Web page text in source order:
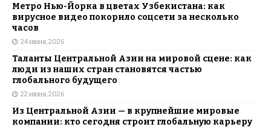
Метро Нью-Йорка в цветах Узбекистана: как
вирусное видео покорило соцсети за несколько
часов
24 июня, 2026
Таланты Центральной Азии на мировой сцене: как
люди из наших стран становятся частью
глобального будущего
22 июня, 2026
Из Центральной Азии — в крупнейшие мировые
компании: кто сегодня строит глобальную карьеру